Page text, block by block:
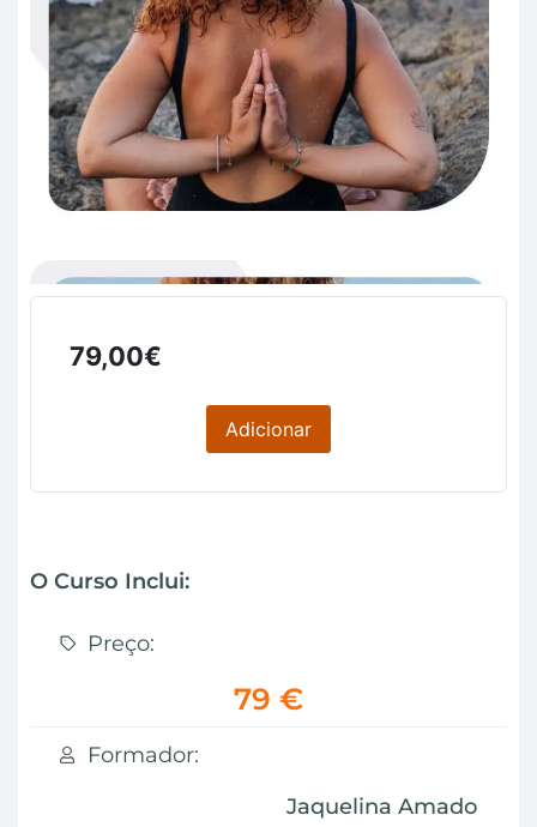
79,00€
Adicionar
O Curso Inclui:
Preço:
79 €
Formador:
Jaquelina Amado